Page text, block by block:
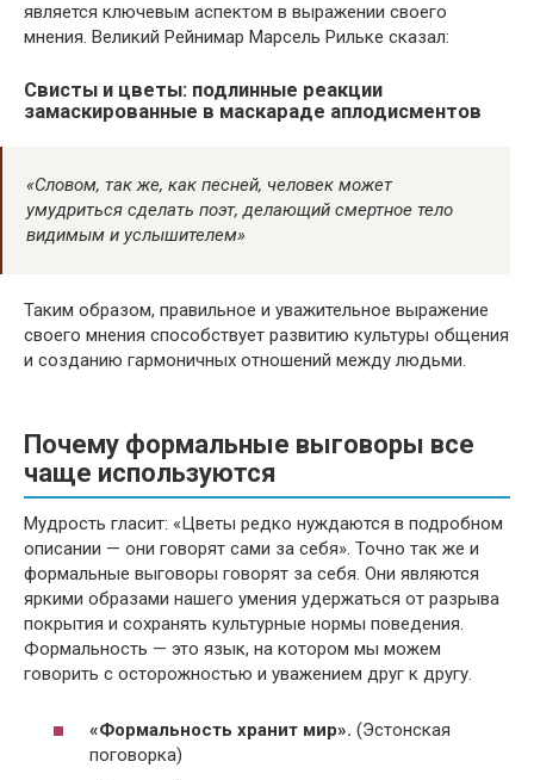
является ключевым аспектом в выражении своего
мнения. Великий Рейнимар Марсель Рильке сказал:
Свисты и цветы: подлинные реакции
замаскированные в маскараде аплодисментов
«Словом, так же, как песней, человек может
умудриться сделать поэт, делающий смертное тело
видимым и услышителем»
Таким образом, правильное и уважительное выражение
своего мнения способствует развитию культуры общения
и созданию гармоничных отношений между людьми.
Почему формальные выговоры все
чаще используются
Мудрость гласит: «Цветы редко нуждаются в подробном
описании — они говорят сами за себя». Точно так же и
формальные выговоры говорят за себя. Они являются
яркими образами нашего умения удержаться от разрыва
покрытия и сохранять культурные нормы поведения.
Формальность — это язык, на котором мы можем
говорить с осторожностью и уважением друг к другу.
«Формальность хранит мир». (Эстонская
поговорка)